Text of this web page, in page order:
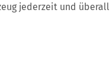
jederzeit und überall